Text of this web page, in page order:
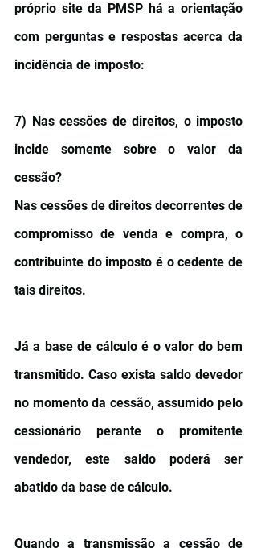
próprio site da PMSP há a orientação
com perguntas e respostas acerca da
incidência de imposto:
7) Nas cessões de direitos, o imposto
incide somente sobre o valor da
cessão?
Nas cessões de direitos decorrentes de
compromisso de venda e compra, o
contribuinte do imposto é o cedente de
tais direitos.
Já a base de cálculo é o valor do bem
transmitido. Caso exista saldo devedor
no momento da cessão, assumido pelo
cessionário perante o promitente
vendedor, este saldo poderá ser
abatido da base de cálculo.
Quando a transmissão a cessão de